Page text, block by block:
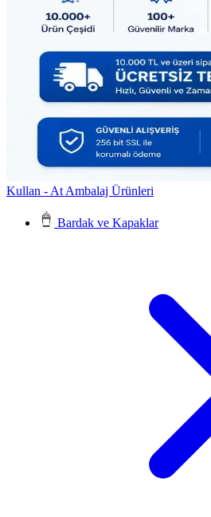
Kullan - At Ambalaj Ürünleri
Bardak ve Kapaklar